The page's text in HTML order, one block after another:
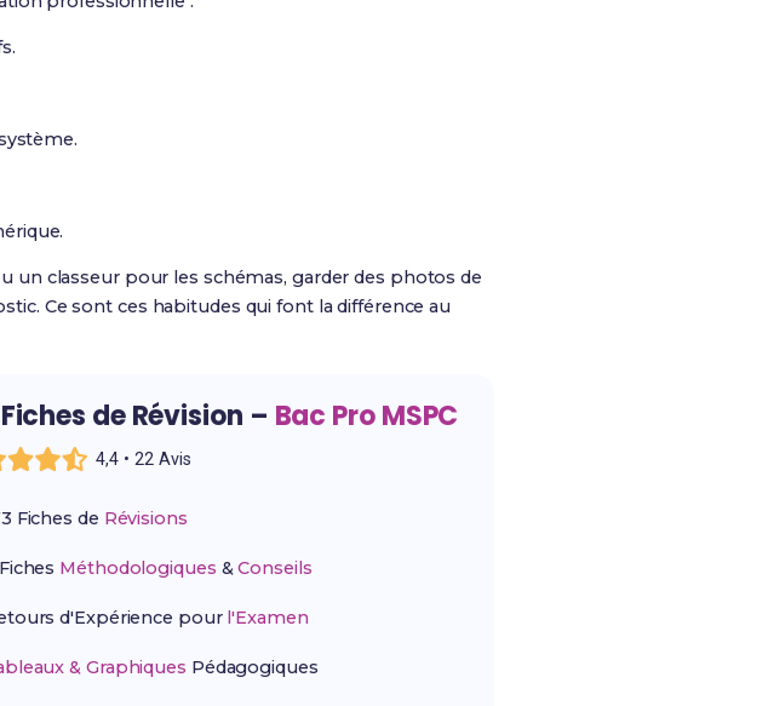
un classeur pour les schémas, garder des photos de
Ce sont ces habitudes qui font la différence au
Fiches de Révision – Bac Pro MSPC
4,4 • 22 Avis
Fiches de Révisions
Méthodologiques &Conseils
d'Expérience pour l'Examen
& Graphiques Pédagogiques